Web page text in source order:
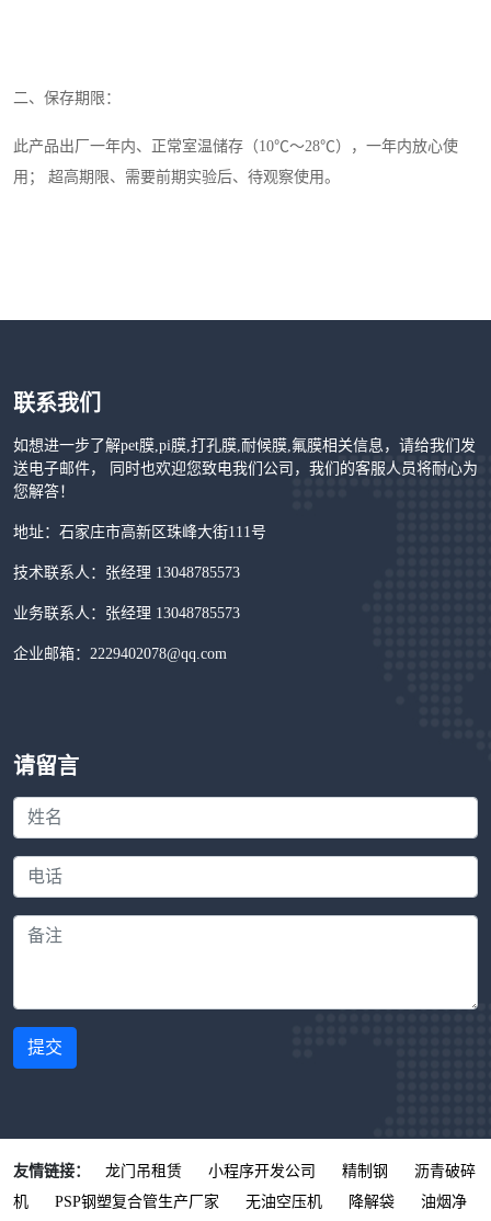
二、保存期限：
此产品出厂一年内、正常室温储存（10℃～28℃），一年内放心使
用； 超高期限、需要前期实验后、待观察使用。
联系我们
如想进一步了解pet膜,pi膜,打孔膜,耐候膜,氟膜相关信息，请给我们发
送电子邮件， 同时也欢迎您致电我们公司，我们的客服人员将耐心为
您解答！
地址：石家庄市高新区珠峰大街111号
技术联系人：张经理 13048785573
业务联系人：张经理 13048785573
企业邮箱：2229402078@qq.com
请留言
提交
友情链接： 龙门吊租赁 小程序开发公司 精制钢
沥青破碎
机
PSP钢塑复合管生产厂家 无油空压机 降解袋 油烟净